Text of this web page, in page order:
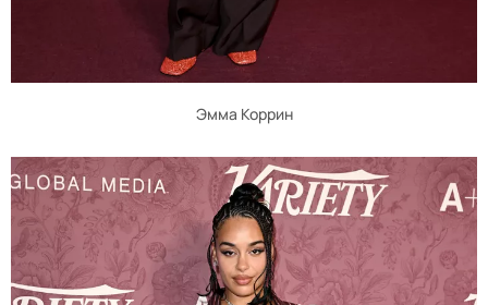
Эмма Коррин